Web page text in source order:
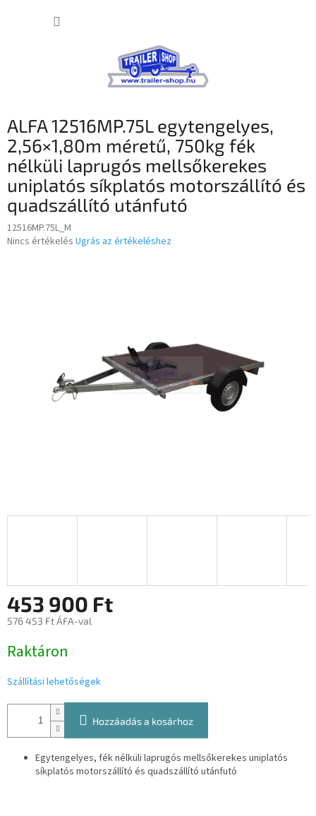
ALFA 12516MP.75L egytengelyes,
2,56×1,80m méretű, 750kg fék
nélküli laprugós mellsőkerekes
uniplatós síkplatós motorszállító és
quadszállító utánfutó
12516MP.75L_M
A
Nincs értékelés Ugrás az értékeléshez
453 900 Ft
576 453 Ft ÁFA-val
Raktáron
Szállítási lehetőségek
Hozzáadás a kosárhoz
Egytengelyes, fék nélküli laprugós mellsőkerekes uniplatós
síkplatós motorszállító és quadszállító utánfutó